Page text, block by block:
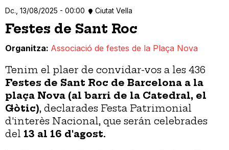
Dc., 13/08/2025 - 00:00 Ciutat Vella
Festes de Sant Roc
Organitza Associació de festes de la Plaça Nova
Tenim el plaer de convidar-vos a les 436
Festes de Sant Roc de Barcelona a la
plaça Nova (al barri de la Catedral, el
Gòtic), declarades Festa Patrimonial
d'interès Nacional, que serán celebrades
del 13 al 16 d'agost.